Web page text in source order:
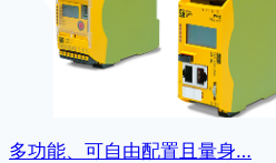
多功能、可自由配置且量身…